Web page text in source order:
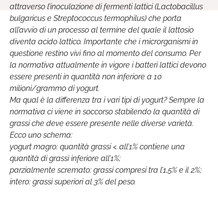
attraverso l’inoculazione di fermenti lattici (Lactobacillus
bulgaricus e Streptococcus termophilus) che porta
all’avvio di un processo al termine del quale il lattosio
diventa acido lattico. Importante che i microrganismi in
questione restino vivi fino al momento del consumo. Per
la normativa attualmente in vigore i batteri lattici devono
essere presenti in quantità non inferiore a 10
milioni/grammo di yogurt.
Ma qual è la differenza tra i vari tipi di yogurt? Sempre la
normativa ci viene in soccorso stabilendo la quantità di
grassi che deve essere presente nelle diverse varietà.
Ecco uno schema:
yogurt magro: quantità grassi < all’1% contiene una
quantità di grassi inferiore all’1%;
parzialmente scremato: grassi compresi tra l’1,5% e il 2%;
intero: grassi superiori al 3% del peso.